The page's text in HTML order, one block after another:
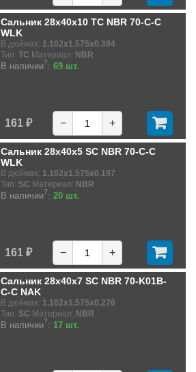
Сальник 28x40x10 TC NBR 70-C-C
WLK
В дюймах: 1.102x1.575x0.394
Тип: TC Материал: NBR
В наличии?: 69 шт.
161 ₽ − +
Сальник 28x40x5 SC NBR 70-C-C
WLK
В дюймах: 1.102x1.575x0.197
Тип: SC Материал: NBR
В наличии?: 20 шт.
161 ₽ − +
Сальник 28x40x7 SC NBR 70-K01B-
C-C NAK
В дюймах: 1.102x1.575x0.276
Тип: SC Материал: NBR
В наличии?: 17 шт.